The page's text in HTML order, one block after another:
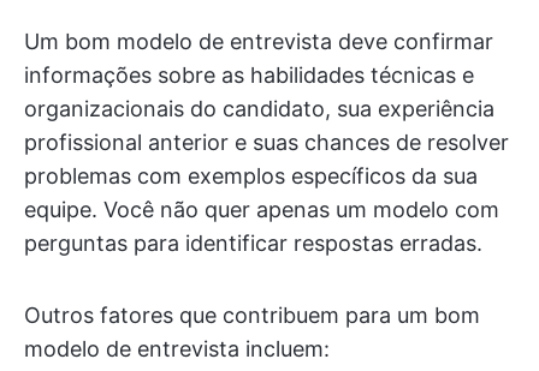
Um bom modelo de entrevista deve confirmar
informações sobre as habilidades técnicas e
organizacionais do candidato, sua experiência
profissional anterior e suas chances de resolver
problemas com exemplos específicos da sua
equipe. Você não quer apenas um modelo com
perguntas para identificar respostas erradas.
Outros fatores que contribuem para um bom
modelo de entrevista incluem: